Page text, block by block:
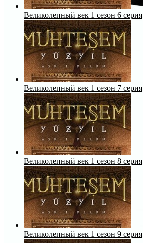
Великолепный век 1 сезон 6 серия
Великолепный век 1 сезон 7 серия
Великолепный век 1 сезон 8 серия
Великолепный век 1 сезон 9 серия